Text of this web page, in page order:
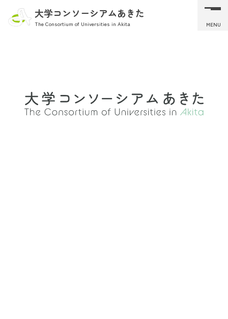
大学コンソーシアムあきた
The Consortium of Universities in Akita MENU